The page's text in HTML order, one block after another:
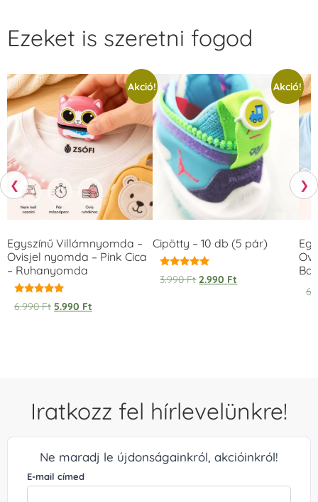
❮
Ezeket is szeretni fogod
Akció!
Egyszínű Villámnyomda –
Ovisjel nyomda – Pink Cica
– Ruhanyomda
Értékelés:
5.00
6.990Ft 5.990 Ft
Akció!
Cipötty – 10 db (5 pár)
Értékelés:
5.00
3.990Ft 2.990 Ft
❯
Iratkozz fel hírlevelünkre!
Ne maradj le újdonságainkról, akcióinkról!
E-mail címed